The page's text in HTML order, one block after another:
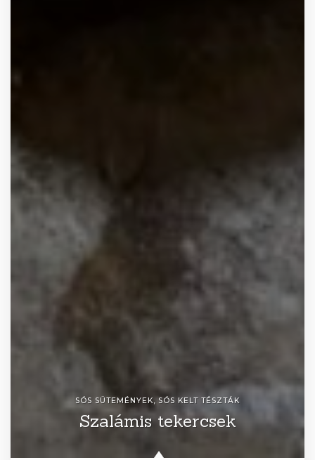
SÓS SÜTEMÉNYEK, SÓS KELT TÉSZTÁK
Szalámis tekercsek